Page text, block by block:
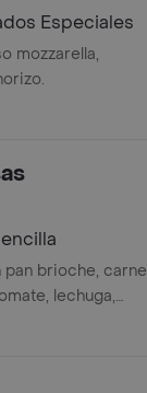
Especiales
mozzarella,
brioche, carne
lechuga,
queso